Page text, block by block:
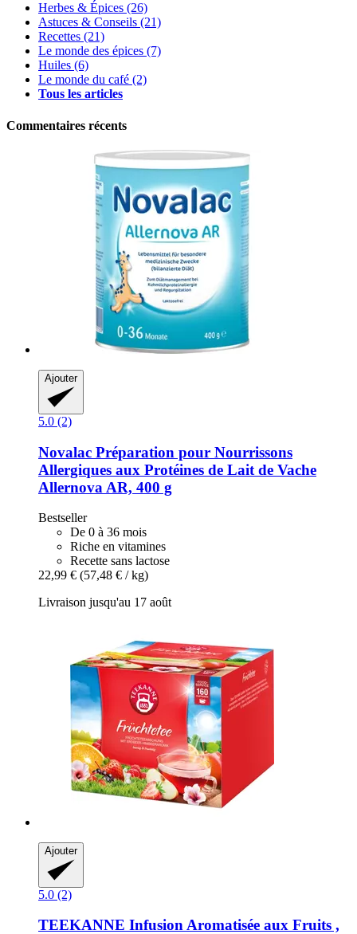
Herbes & Épices (26)
Astuces & Conseils (21)
Recettes (21)
Le monde des épices (7)
Huiles (6)
Le monde du café (2)
Tous les articles
Commentaires récents
Ajouter
5.0 (2)
Novalac Préparation pour Nourrissons
Allergiques aux Protéines de Lait de Vache
Allernova AR, 400 g
Bestseller
De 0 à 36 mois
Riche en vitamines
Recette sans lactose
22,99 € (57,48 € / kg)
Livraison jusqu'au 17 août
Ajouter
5.0 (2)
TEEKANNE Infusion Aromatisée aux Fruits ,